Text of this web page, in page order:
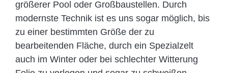
größerer Pool oder Großbaustellen. Durch
modernste Technik ist es uns sogar möglich, bis
zu einer bestimmten Größe der zu
bearbeitenden Fläche, durch ein Spezi­alzelt
auch im Winter oder bei schlechter Witterung